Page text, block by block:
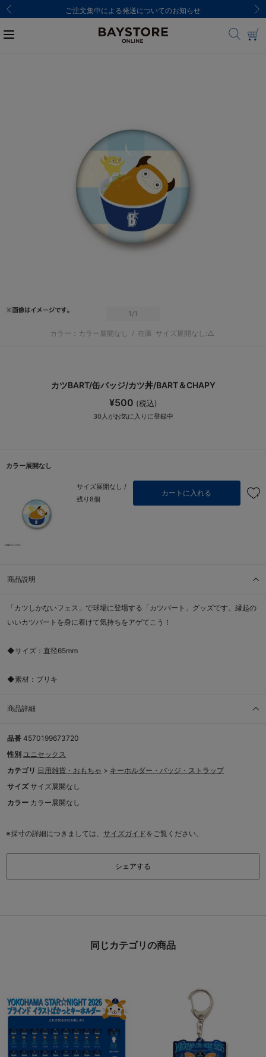
ご注文集中による発送についてのお知らせ
1 /1
カラー：カラー展開なし / 在庫 サイズ展開なし:△
カツBART/缶バッジ/カツ丼/BART＆CHAPY
¥500 (税込)
30 人がお気に入りに登録中
カラー展開なし
サイズ展開なし /
残り8個
カートに入れる
商品説明
「カツしかないフェス」で球場に登場する「カツバート」グッズです。縁起の
いいカツバートを身に着けて気持ちをアゲてこう！
◆サイズ：直径65mm
◆素材：ブリキ
商品詳細
品番 4570199673720
性別 ユニセックス
カテゴリ 日用雑貨・おもちゃ > キーホルダー・バッジ・ストラップ
サイズ サイズ展開なし
カラー カラー展開なし
※採寸の詳細につきましては、 サイズガイドをご覧ください。
シェアする
同じカテゴリの商品